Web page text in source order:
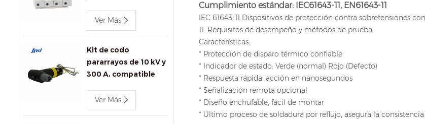
Jinli de 400 V y 80 kA
con señalización
Ver Más
Kit de codo
pararrayos de 10 kV y
300 A, compatible
transformadores y
conectores.
Ver Más
Cumplimiento estándar: IEC61643-11, EN61643-11
IEC 61643-11 Dispositivos de protección contra sobretensiones
11: Requisitos de desempeño y métodos de prueba
Características:
* Protección de disparo térmico confiable
* Indicador de estado: Verde (normal) Rojo (Defecto)
* Respuesta rápida: acción en nanosegundos
* Señalización remota opcional
* Diseño enchufable, fácil de montar
* Último proceso de soldadura por reflujo, asegura la